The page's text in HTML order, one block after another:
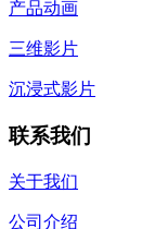
产品动画
三维影片
沉浸式影片
联系我们
关于我们
公司介绍